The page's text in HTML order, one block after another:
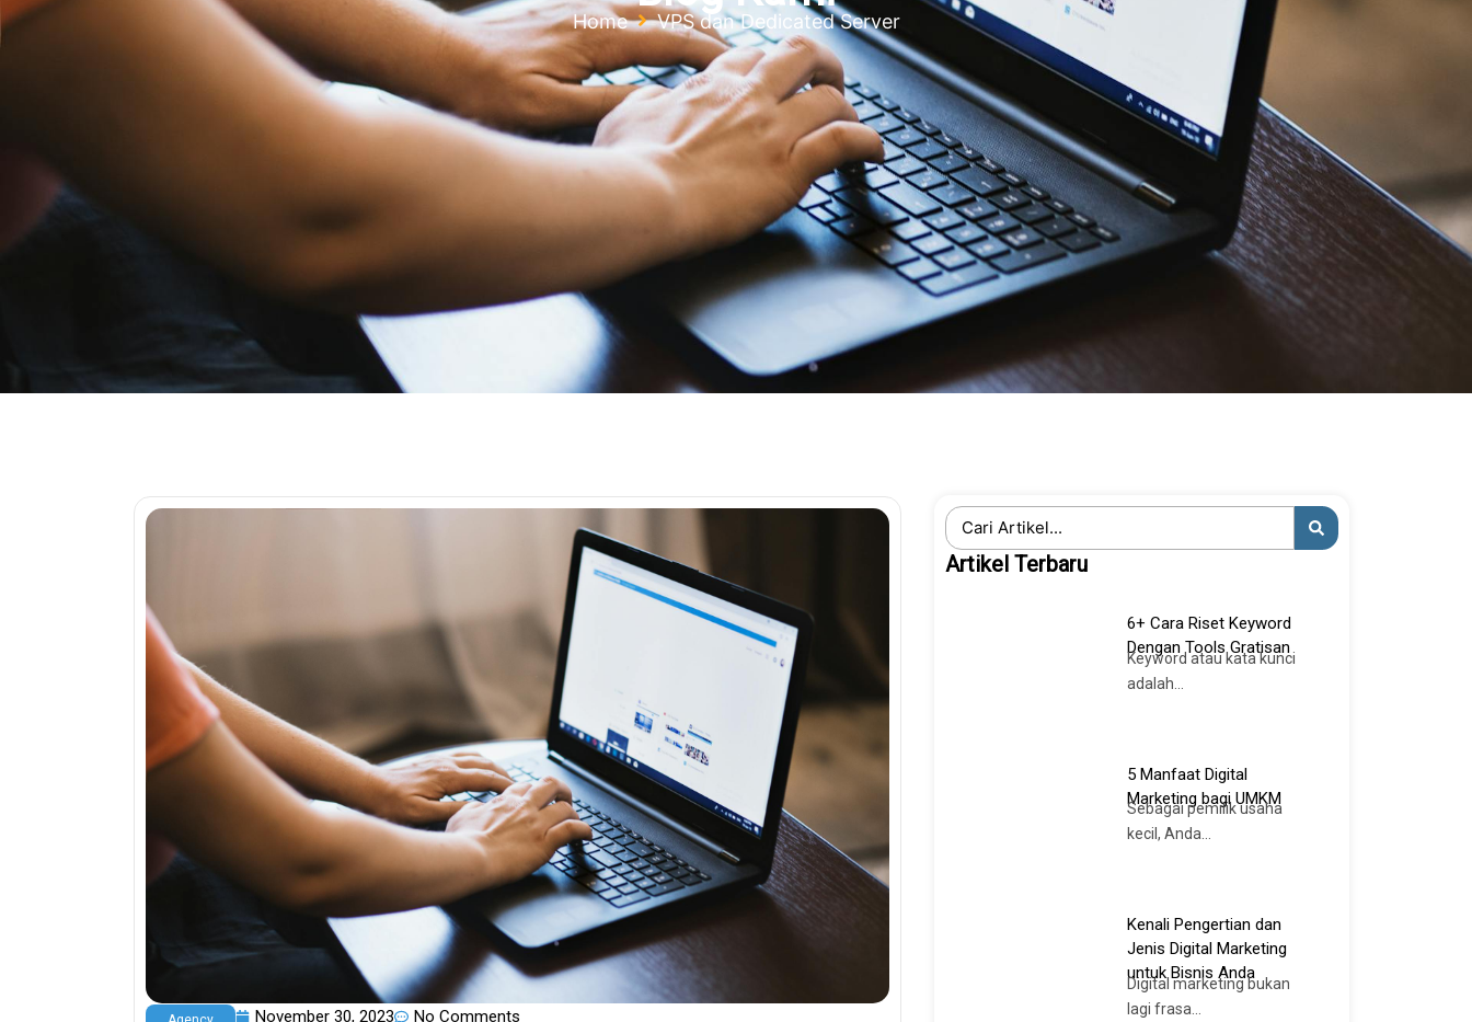
Home VPS dan Dedicated Server
November 30, 2023 No Comments
Search
...
Artikel Terbaru
6+ Cara Riset Keyword
Dengan Tools Gratisan
Keyword atau kata kunci
adalah...
5 Manfaat Digital
Marketing bagi UMKM
Sebagai pemilik usaha
kecil, Anda...
Kenali Pengertian dan
Jenis Digital Marketing
untuk Bisnis Anda
Digital marketing bukan
lagi frasa...